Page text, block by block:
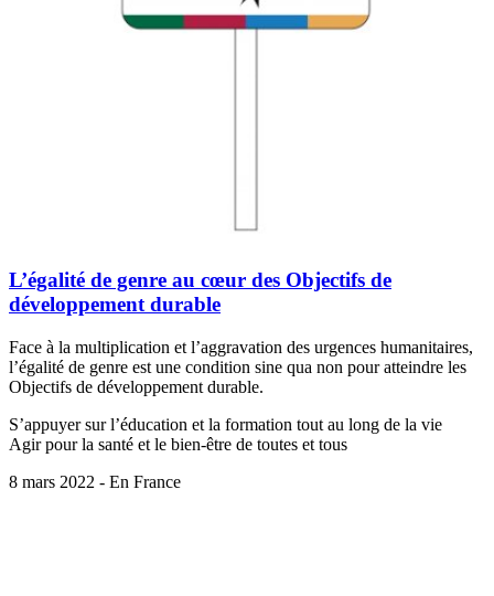
L’égalité de genre au cœur des Objectifs de
développement durable
Face à la multiplication et l’aggravation des urgences humanitaires,
l’égalité de genre est une condition sine qua non pour atteindre les
Objectifs de développement durable.
S’appuyer sur l’éducation et la formation tout au long de la vie
Agir pour la santé et le bien-être de toutes et tous
8 mars 2022 - En France